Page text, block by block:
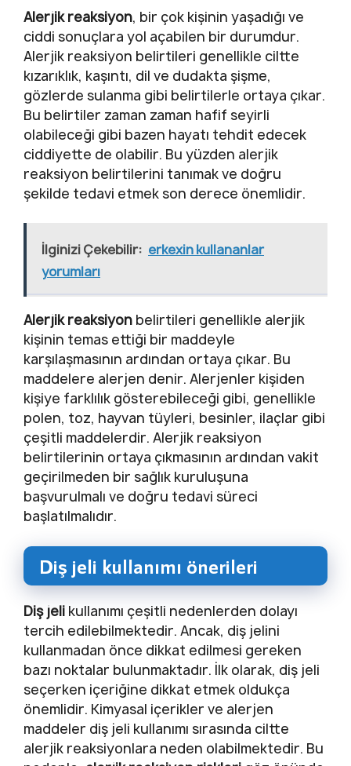
Alerjik reaksiyon, bir çok kişinin yaşadığı ve
ciddi sonuçlara yol açabilen bir durumdur.
Alerjik reaksiyon belirtileri genellikle ciltte
kızarıklık, kaşıntı, dil ve dudakta şişme,
gözlerde sulanma gibi belirtilerle ortaya çıkar.
Bu belirtiler zaman zaman hafif seyirli
olabileceği gibi bazen hayatı tehdit edecek
ciddiyette de olabilir. Bu yüzden alerjik
reaksiyon belirtilerini tanımak ve doğru
şekilde tedavi etmek son derece önemlidir.
İlginizi Çekebilir: erkexin kullananlar
yorumları
Alerjik reaksiyon belirtileri genellikle alerjik
kişinin temas ettiği bir maddeyle
karşılaşmasının ardından ortaya çıkar. Bu
maddelere alerjen denir. Alerjenler kişiden
kişiye farklılık gösterebileceği gibi, genellikle
polen, toz, hayvan tüyleri, besinler, ilaçlar gibi
çeşitli maddelerdir. Alerjik reaksiyon
belirtilerinin ortaya çıkmasının ardından vakit
geçirilmeden bir sağlık kuruluşuna
başvurulmalı ve doğru tedavi süreci
başlatılmalıdır.
Diş jeli kullanımı önerileri
Diş jeli kullanımı çeşitli nedenlerden dolayı
tercih edilebilmektedir. Ancak, diş jelini
kullanmadan önce dikkat edilmesi gereken
bazı noktalar bulunmaktadır. İlk olarak, diş jeli
seçerken içeriğine dikkat etmek oldukça
önemlidir. Kimyasal içerikler ve alerjen
maddeler diş jeli kullanımı sırasında ciltte
alerjik reaksiyonlara neden olabilmektedir. Bu